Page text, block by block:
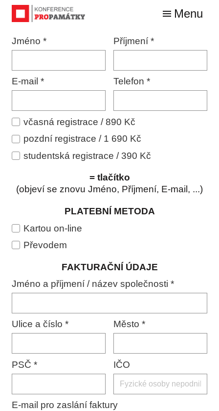
Menu
Jméno * Příjmení*
E-mail * Telefon*
včasná registrace / 890 Kč
pozdní registrace / 1 690 Kč
studentská registrace / 390 Kč
= tlačítko
(objeví se znovu Jméno, Příjmení, E-mail, ...)
PLATEBNÍ METODA
Kartou on-line
Převodem
FAKTURAČNÍ ÚDAJE
Jméno a příjmení / název společnosti *
Ulice a číslo *
PSČ *
Město*
IČO
E-mail pro zaslání faktury